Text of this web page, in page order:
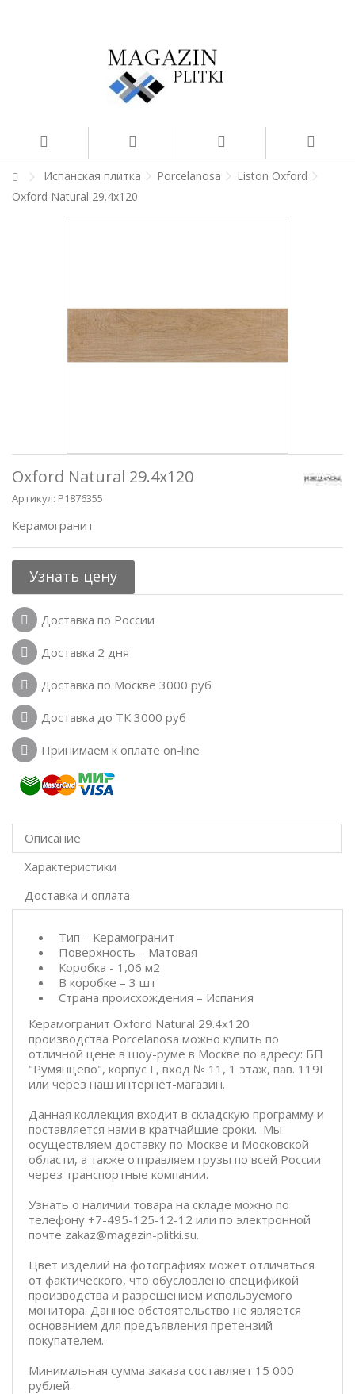
Испанская плитка Porcelanosa
Liston Oxford
Oxford Natural 29.4x120
Oxford Natural 29.4x120
Артикул: P1876355
Керамогранит
Узнать цену
Доставка по России
Доставка 2 дня
Доставка по Москве 3000 руб
Доставка до ТК 3000 руб
Принимаем к оплате on-line
Описание
Характеристики
Доставка и оплата
Тип – Керамогранит
Поверхность – Матовая
Коробка - 1,06 м2
В коробке – 3 шт
Страна происхождения – Испания
Керамогранит Oxford Natural 29.4x120
производства Porcelanosa можно купить по
отличной цене в шоу-руме в Москве по адресу: БП
"Румянцево", корпус Г, вход № 11, 1 этаж, пав. 119Г
или через наш интернет-магазин.
Данная коллекция входит в складскую программу и
поставляется нами в кратчайшие сроки. Мы
осуществляем доставку по Москве и Московской
области, а также отправляем грузы по всей России
через транспортные компании.
Узнать о наличии товара на складе можно по
телефону +7-495-125-12-12 или по электронной
почте zakaz@magazin-plitki.su.
Цвет изделий на фотографиях может отличаться
от фактического, что обусловлено спецификой
производства и разрешением используемого
монитора. Данное обстоятельство не является
основанием для предъявления претензий
покупателем.
Минимальная сумма заказа составляет 15 000
рублей.